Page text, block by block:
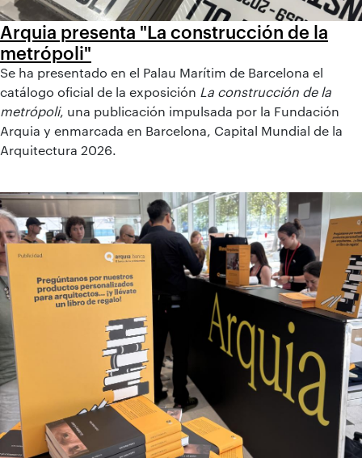
Arquia presenta "La construcción de la
metrópoli"
Se ha presentado en el Palau Marítim de Barcelona el
catálogo oficial de la exposición La construcción de la
metrópoli, una publicación impulsada por la Fundación
Arquia y enmarcada en Barcelona, Capital Mundial de la
Arquitectura 2026.